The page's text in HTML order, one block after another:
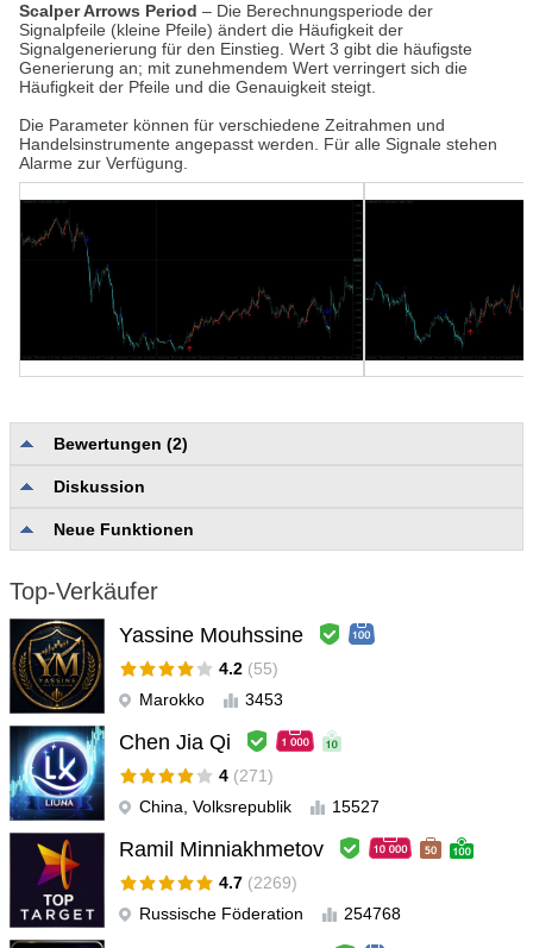
Scalper Arrows Period – Die Berechnungsperiode der
Signalpfeile (kleine Pfeile) ändert die Häufigkeit der
Signalgenerierung für den Einstieg. Wert 3 gibt die häufigste
Generierung an; mit zunehmendem Wert verringert sich die
Häufigkeit der Pfeile und die Genauigkeit steigt.
Die Parameter können für verschiedene Zeitrahmen und
Handelsinstrumente angepasst werden. Für alle Signale stehen
Alarme zur Verfügung.
Bewertungen (2)
Qualität und Vollständigkeit der Beschreibung
Nutzerunterstützung
valerio
Super indicator help more for enter , is simple and very strong ,
support is very nice and author is special person
Ning lack
很好的指标
Diskussion
Neue Funktionen
Top-Verkäufer
Yassine Mouhssine
4.2 (55)
Marokko
3453
Chen Jia Qi
4 (271)
China, Volksrepublik
15527
Ramil Minniakhmetov
4.7 (2269)
Russische Föderation
254768